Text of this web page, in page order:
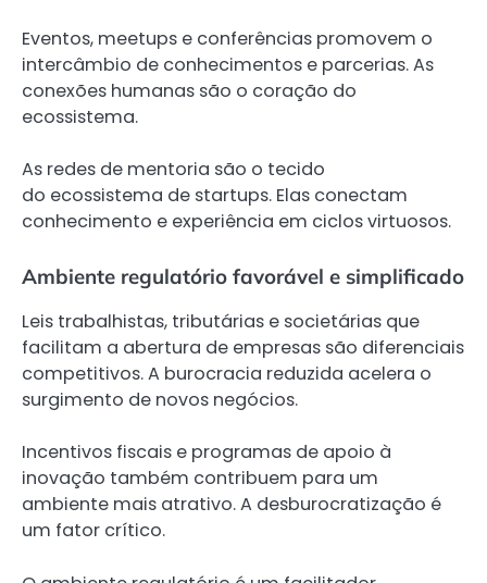
Eventos, meetups e conferências promovem o
intercâmbio de conhecimentos e parcerias. As
conexões humanas são o coração do
ecossistema.
As redes de mentoria são o tecido
do ecossistema de startups. Elas conectam
conhecimento e experiência em ciclos virtuosos.
Ambiente regulatório favorável e simplificado
Leis trabalhistas, tributárias e societárias que
facilitam a abertura de empresas são diferenciais
competitivos. A burocracia reduzida acelera o
surgimento de novos negócios.
Incentivos fiscais e programas de apoio à
inovação também contribuem para um
ambiente mais atrativo. A desburocratização é
um fator crítico.